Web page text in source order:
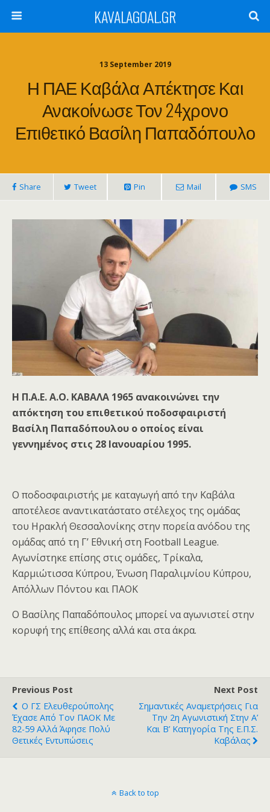
KAVALAGOAL.GR
13 September 2019
Η ΠΑΕ Καβάλα Απέκτησε Και
Ανακοίνωσε Τον 24χρονο
Επιθετικό Βασίλη Παπαδόπουλο
Share Tweet Pin Mail SMS
Η Π.Α.Ε. Α.Ο. ΚΑΒΑΛΑ 1965 ανακοινώνει την
απόκτηση του επιθετικού ποδοσφαιριστή
Βασίλη Παπαδόπουλου ο οποίος είναι
γεννημένος στις 28 Ιανουαρίου 1995.
Ο ποδοσφαιριστής με καταγωγή από την Καβάλα
αποτέλεσε αναντικατάστατο στέλεχος της ομάδας
του Ηρακλή Θεσσαλονίκης στην πορεία ανόδου της
ομάδας από τη Γ’ Εθνική στη Football League.
Αγωνίστηκε επίσης στις ομάδες, Τρίκαλα,
Καρμιώτισσα Κύπρου, Ένωση Παραλιμνίου Κύπρου,
Απόλλων Πόντου και ΠΑΟΚ
Ο Βασίλης Παπαδόπουλος μπορεί να αγωνιστεί στην
κορυφή της επίθεσης αλλά και στα άκρα.
Previous Post
Ο ΓΣ Ελευθερούπολης
Έχασε Από Τον ΠΑΟΚ Με
82-59 Αλλά Άφησε Πολύ
Θετικές Εντυπώσεις
Next Post
Σημαντικές Αναμετρήσεις Για
Την 2η Αγωνιστική Στην Α’
Και Β’ Κατηγορία Της Ε.Π.Σ.
Καβάλας
Back to top